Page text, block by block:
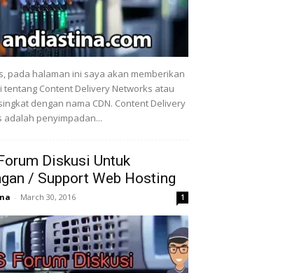
pada halaman ini saya akan memberikan
tentang Content Delivery Networks atau
dengan nama CDN. Content Delivery
adalah penyimpadan...
Diskusi Untuk
/ Support Web Hosting
- March 30, 2016 1